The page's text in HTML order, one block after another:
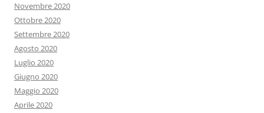
Novembre 2020
Ottobre 2020
Settembre 2020
Agosto 2020
Luglio 2020
Giugno 2020
Maggio 2020
Aprile 2020